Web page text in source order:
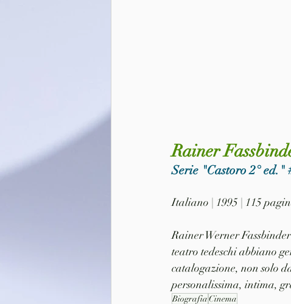
Rainer
Serie "Castoro 2° ed."
Italiano | 1995 | 115
Rainer Werner
teatro tedeschi abbiano
catalogazione, non solo
personalissima, intima,
BiografiaCinema